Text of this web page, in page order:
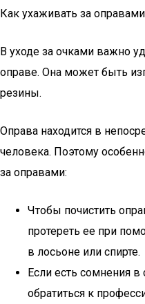
Как ухаживать за оправами
В уходе за очками важно
оправе. Она может быть
резины.
Оправа находится в
человека. Поэтому
за оправами:
Чтобы почистить
протереть ее при
в лосьоне или спирте.
Если есть сомнения
обратиться к